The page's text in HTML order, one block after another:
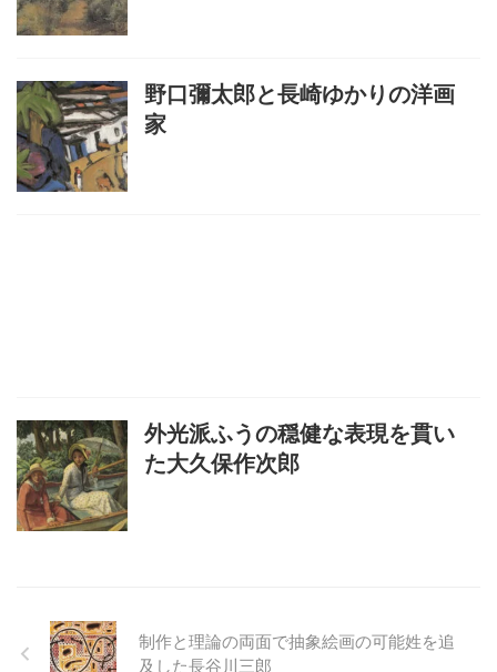
野口彌太郎と長崎ゆかりの洋画
家
外光派ふうの穏健な表現を貫い
た大久保作次郎
制作と理論の両面で抽象絵画の可能姓を追
及した長谷川三郎